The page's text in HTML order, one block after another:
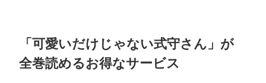
「可愛いだけじゃない式守さん」が
全巻読めるお得なサービス